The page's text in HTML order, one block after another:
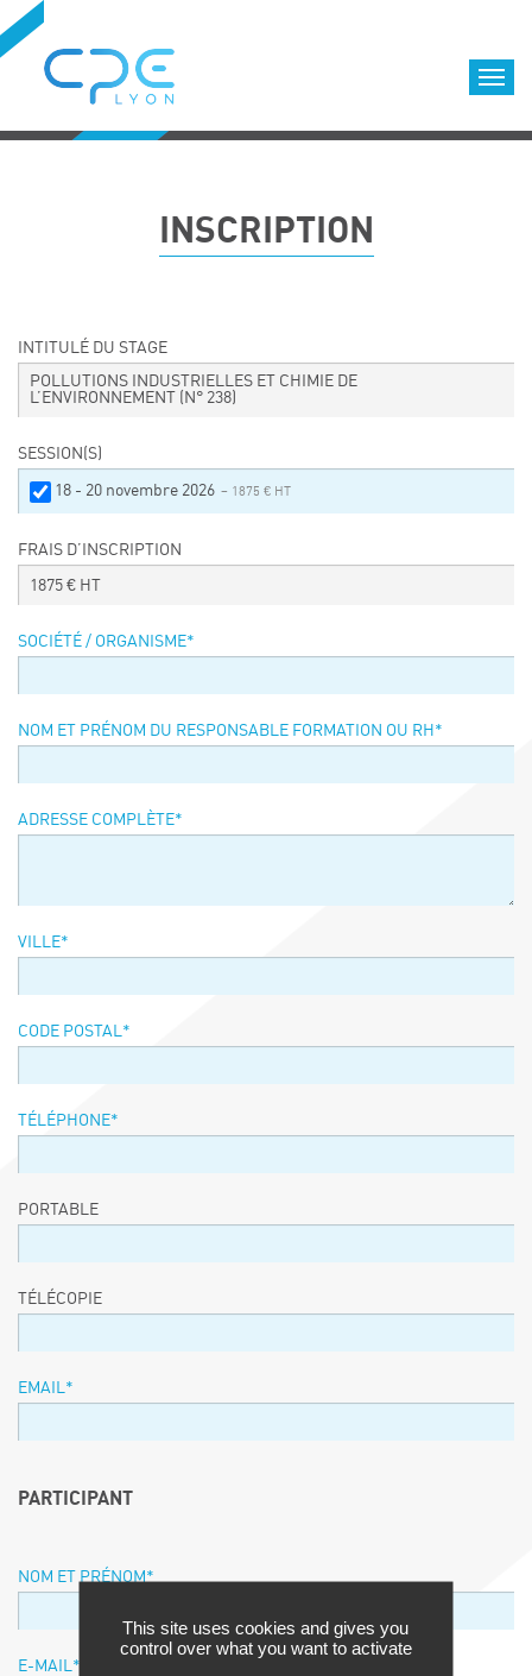
Formations diplômantes
Equipe
Nous choisir
LOCATION DE SALLES DE FORMATION
Accès
Événements
FRENCH-CHINESE CONFERENCE ON GREEN
INSCRIPTION
INTITULÉ DU STAGE
POLLUTIONS INDUSTRIELLES ET CHIMIE DE
L’ENVIRONNEMENT
(N° 238)
SESSION(S)
18 - 20 novembre 2026 – 1875 € HT
FRAIS D’INSCRIPTION
1875 € HT
SOCIÉTÉ / ORGANISME*
NOM ET PRÉNOM DU RESPONSABLE FORMATION OU RH *
ADRESSE COMPLÈTE*
VILLE*
CODE POSTAL*
TÉLÉPHONE*
PORTABLE
TÉLÉCOPIE
EMAIL *
PARTICIPANT
NOM ET PRÉNOM *
E-MAIL *
Cookies management panel
This site uses cookies and gives you
control over what you want to activate